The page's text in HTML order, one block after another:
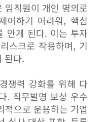
임직원이 개인 명의로
어하기 어려워, 핵심
안게 된다. 이는 투자
스크로 작용하며, 기
된다.
쟁력 강화를 위해 다
. 직무발명 보상 우수
으로 운용하는 기업